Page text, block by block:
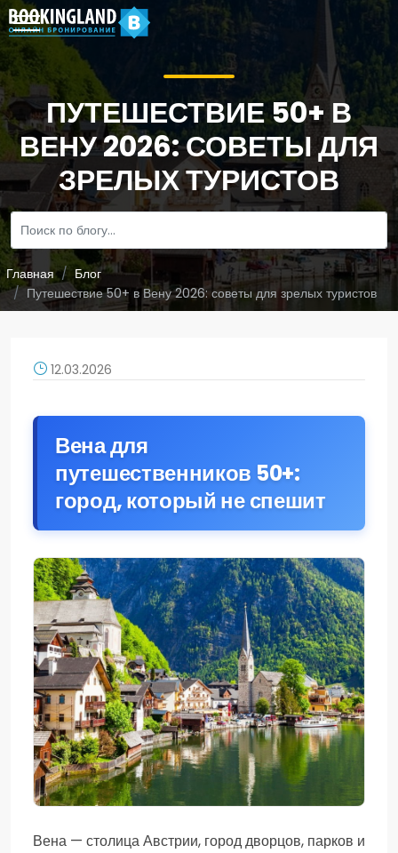
ПУТЕШЕСТВИЕ 50+ В
ВЕНУ 2026: СОВЕТЫ ДЛЯ
ЗРЕЛЫХ ТУРИСТОВ
Главная
Блог
Путешествие 50+ в Вену 2026: советы для зрелых туристов
12.03.2026
Вена для
путешественников 50+:
город, который не спешит
Вена — столица Австрии, город дворцов, парков и